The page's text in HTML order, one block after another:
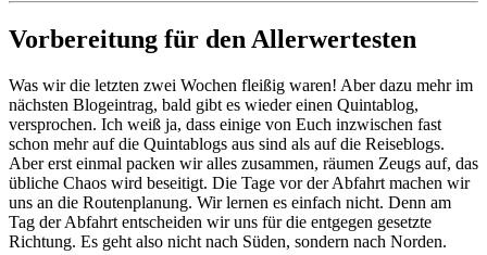
Vorbereitung für den Allerwertesten
Was wir die letzten zwei Wochen fleißig waren! Aber dazu mehr im
nächsten Blogeintrag, bald gibt es wieder einen Quintablog,
versprochen. Ich weiß ja, dass einige von Euch inzwischen fast
schon mehr auf die Quintablogs aus sind als auf die Reiseblogs.
Aber erst einmal packen wir alles zusammen, räumen Zeugs auf, das
übliche Chaos wird beseitigt. Die Tage vor der Abfahrt machen wir
uns an die Routenplanung. Wir lernen es einfach nicht. Denn am
Tag der Abfahrt entscheiden wir uns für die entgegen gesetzte
Richtung. Es geht also nicht nach Süden, sondern nach Norden.